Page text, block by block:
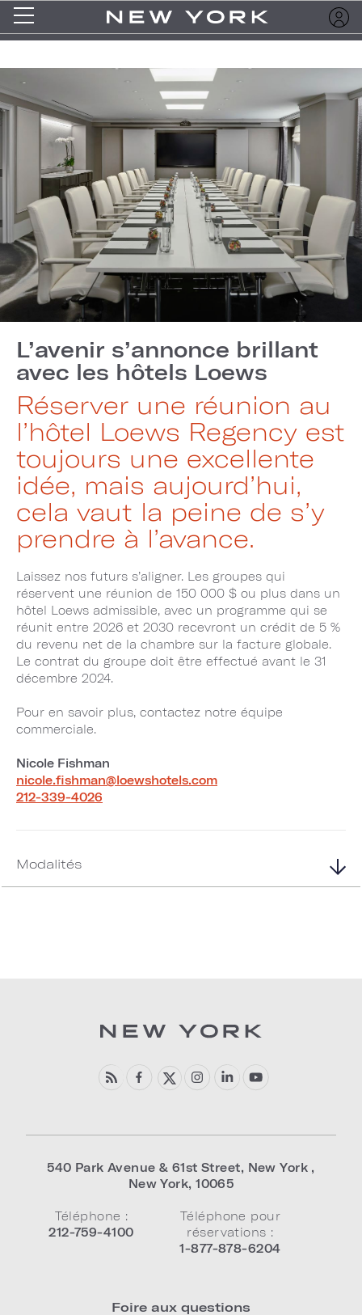
L’avenir s’annonce brillant
avec les hôtels Loews
Réserver une réunion au
l’hôtel Loews Regency est
toujours une excellente
idée, mais aujourd’hui,
cela vaut la peine de s’y
prendre à l’avance.
Laissez nos futurs s’aligner. Les groupes qui
réservent une réunion de 150 000 $ ou plus dans un
hôtel Loews admissible, avec un programme qui se
réunit entre 2026 et 2030 recevront un crédit de 5 %
du revenu net de la chambre sur la facture globale.
Le contrat du groupe doit être effectué avant le 31
décembre 2024.
Pour en savoir plus, contactez notre équipe
commerciale.
Nicole Fishman
nicole.fishman@loewshotels.com
212-339-4026
Modalités
540 Park Avenue & 61st Street, New York ,
New York,10065
Téléphone :
212-759-4100
Téléphone pour
réservations :
1-877-878-6204
Foire aux questions